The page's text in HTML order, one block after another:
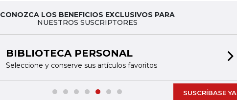
CONOZCA LOS BENEFICIOS EXCLUSIVOS PARA
NUESTROS SUSCRIPTORES
BIBLIOTECA PERSONAL
Seleccione y conserve sus artículos favoritos
SUSCRÍBASE YA